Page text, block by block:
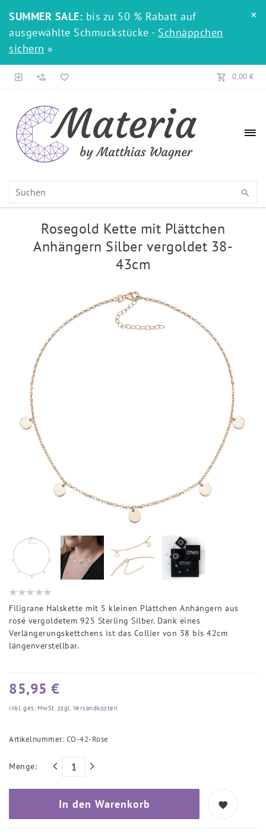
SUMMER SALE: bis zu 50 % Rabatt auf
ausgewählte Schmuckstücke - Schnäppchen
sichern »
×
0,00 €
Rosegold Kette mit Plättchen
Anhängern Silber vergoldet 38-
43cm
Filigrane Halskette mit 5 kleinen Plättchen Anhängern aus
rosé vergoldetem 925 Sterling Silber. Dank eines
Verlängerungskettchens ist das Collier von 38 bis 42cm
längenverstellbar.
85,95 €
inkl. ges. MwSt. zzgl. Versandkosten
Artikelnummer: CO-42-Rose
Menge:
In den Warenkorb